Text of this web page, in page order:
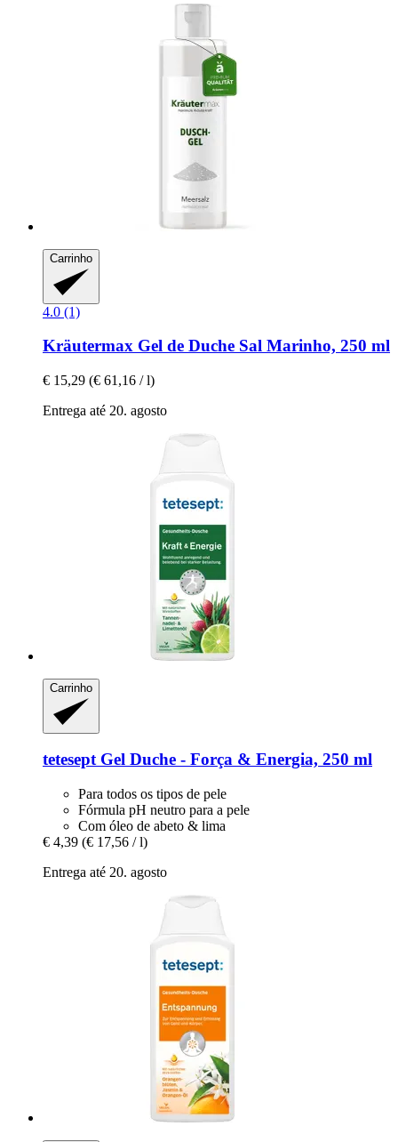
Carrinho
4.0 (1)
Kräutermax Gel de Duche Sal Marinho, 250 ml
€ 15,29 (€ 61,16 / l)
Entrega até 20. agosto
Carrinho
teteseptGel Duche -​ Força & Energia, 250 ml
Para todos os tipos de pele
Fórmula pH neutro para a pele
Com óleo de abeto & lima
€ 4,39 (€ 17,56 / l)
Entrega até 20. agosto